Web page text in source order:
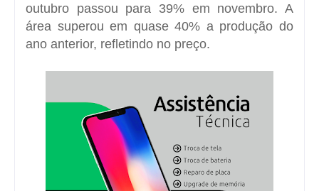
outubro passou para 39% em novembro. A
área superou em quase 40% a produção do
ano anterior, refletindo no preço.